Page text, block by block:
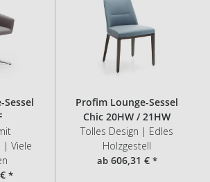
| Viele
*
Profim Lounge-Sessel
Chic 20HW / 21HW
Tolles Design | Edles
Holzgestell
ab606,31 € *